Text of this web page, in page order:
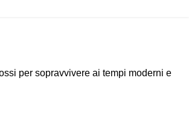
per sopravvivere ai tempi moderni e